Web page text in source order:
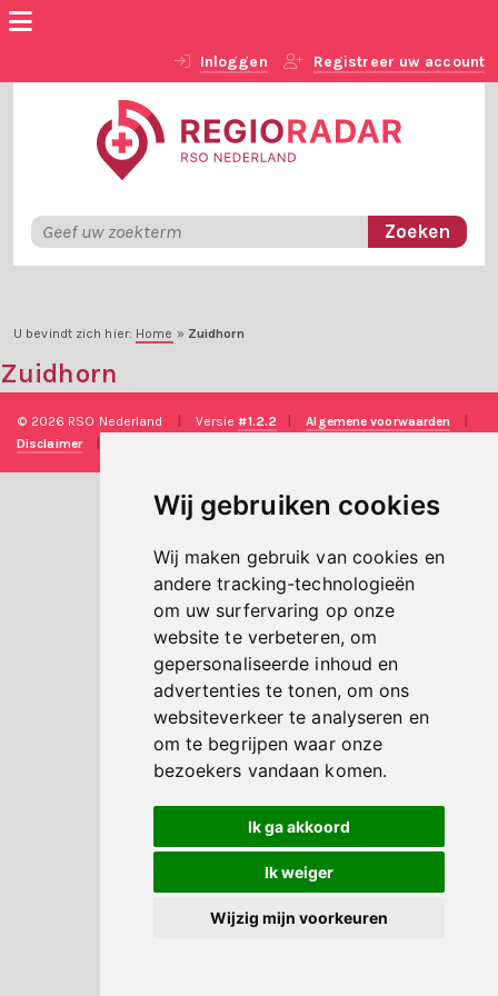
Wij gebruiken cookies
Wij maken gebruik van cookies en
andere tracking-technologieën
om uw surfervaring op onze
website te verbeteren, om
gepersonaliseerde inhoud en
advertenties te tonen, om ons
websiteverkeer te analyseren en
om te begrijpen waar onze
bezoekers vandaan komen.
Ik ga akkoord
Ik weiger
Wijzig mijn voorkeuren
Inloggen Registreer uw account
U bevindt zich hier: Home » Zuidhorn
Zuidhorn
© 2026 RSO Nederland Versie#1.2.2 Algemene voorwaarden
Disclaimer